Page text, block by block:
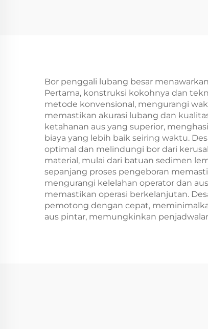
Bor penggali lubang besar
Pertama, konstruksi kokohnya dan
metode konvensional, mengurangi
memastikan akurasi lubang dan
ketahanan aus yang superior,
biaya yang lebih baik seiring waktu.
optimal dan melindungi bor dari
material, mulai dari batuan sedimen
sepanjang proses pengeboran
mengurangi kelelahan operator dan
memastikan operasi berkelanjutan.
pemotong dengan cepat,
aus pintar, memungkinkan